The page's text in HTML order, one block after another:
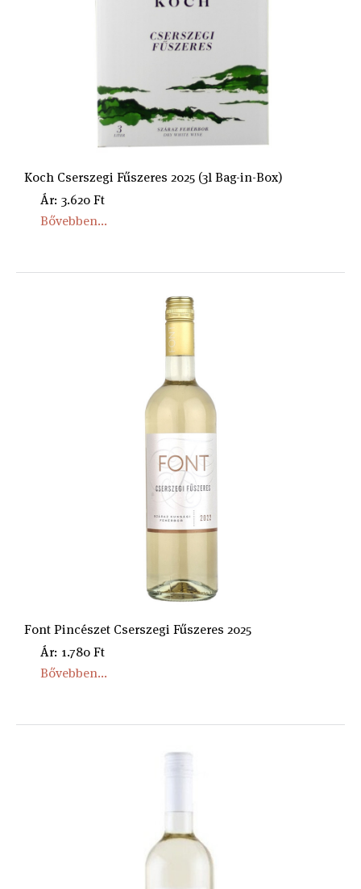
Koch Cserszegi Fűszeres 2025 (3l Bag-in-Box)
Ár: 3.620 Ft
Bővebben...
Font Pincészet Cserszegi Fűszeres 2025
Ár: 1.780 Ft
Bővebben...